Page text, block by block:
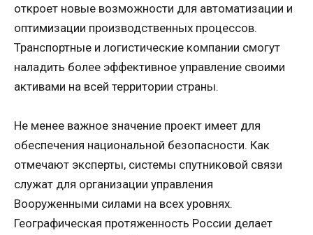
откроет новые возможности для автоматизации и
оптимизации производственных процессов.
Транспортные и логистические компании смогут
наладить более эффективное управление своими
активами на всей территории страны.
Не менее важное значение проект имеет для
обеспечения национальной безопасности. Как
отмечают эксперты, системы спутниковой связи
служат для организации управления
Вооруженными силами на всех уровнях.
Географическая протяженность России делает